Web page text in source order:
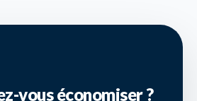
vous économiser ?